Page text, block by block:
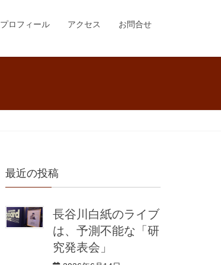
プロフィール アクセス お問合せ
最近の投稿
長谷川白紙のライブ
は、予測不能な「研
究発表会」